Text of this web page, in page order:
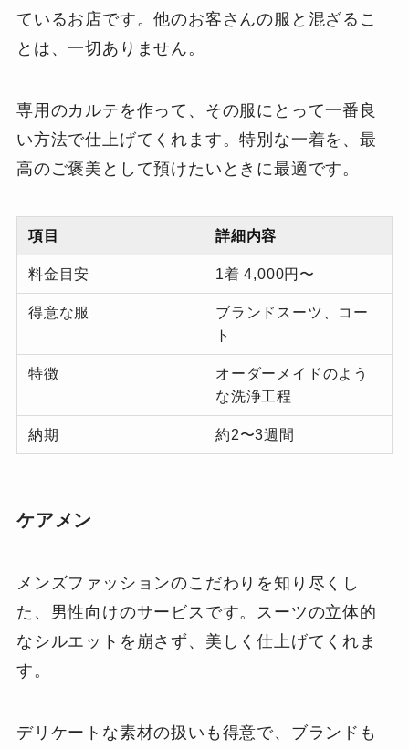
ているお店です。他のお客さんの服と混ざるこ
とは、一切ありません。
専用のカルテを作って、その服にとって一番良
い方法で仕上げてくれます。特別な一着を、最
高のご褒美として預けたいときに最適です。
項目 詳細内容
料金目安 1着 4,000円〜
得意な服
ブランドスーツ、コー
ト
特徴
オーダーメイドのよう
な洗浄工程
納期 約2〜3週間
ケアメン
メンズファッションのこだわりを知り尽くし
た、男性向けのサービスです。スーツの立体的
なシルエットを崩さず、美しく仕上げてくれま
す。
デリケートな素材の扱いも得意で、ブランドも